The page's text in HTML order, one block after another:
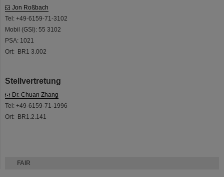
FAIR
Jon Roßbach
Tel: +49-6159-71-3102
Mobil (GSI): 55 3102
PSA: 1021
Ort: BR1 3.002
Stellvertretung
Dr. Chuan Zhang
Tel: +49-6159-71-1996
Ort: BR1.2.141